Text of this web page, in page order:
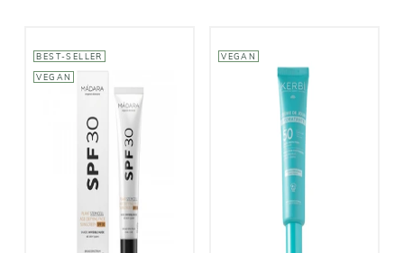
BEST-SELLER
VEGAN
MÁDARA
Crème solaire
visage anti-
âge SPF30
VEGAN
KERBI
Crème de jour
Hydratante